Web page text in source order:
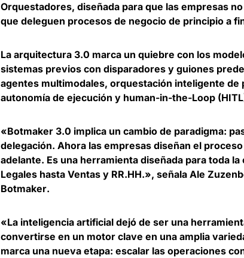
Orquestadores, diseñada para que las empresas
que deleguen procesos de negocio de principio a
La arquitectura 3.0 marca un quiebre con los
sistemas previos con disparadores y guiones
agentes multimodales, orquestación inteligente
autonomía de ejecución y human-in-the-Loop
«Botmaker 3.0 implica un cambio de paradigma:
delegación. Ahora las empresas diseñan el
adelante. Es una herramienta diseñada para toda
Legales hasta Ventas y RR.HH.», señala Ale
Botmaker.
«La inteligencia artificial dejó de ser una
convertirse en un motor clave en una amplia
marca una nueva etapa: escalar las operaciones